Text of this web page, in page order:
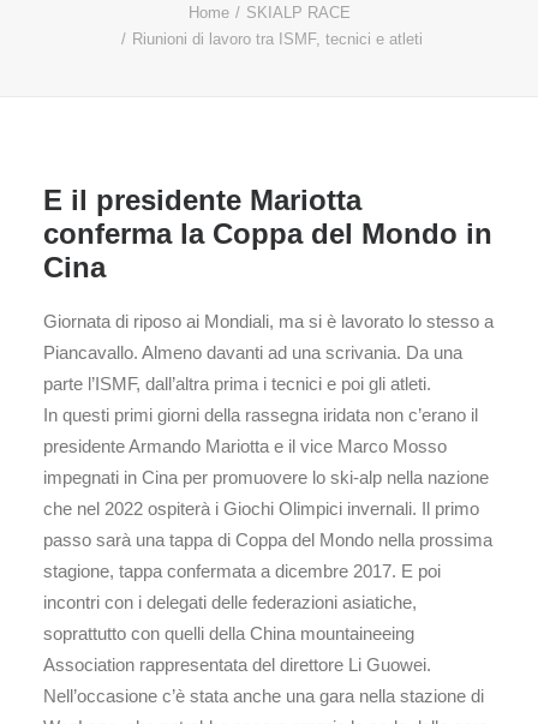
Home
SKIALP RACE
Riunioni di lavoro tra ISMF, tecnici e atleti
E il presidente Mariotta
conferma la Coppa del Mondo in
Cina
Giornata di riposo ai Mondiali, ma si è lavorato lo stesso a
Piancavallo. Almeno davanti ad una scrivania. Da una
parte l’ISMF, dall’altra prima i tecnici e poi gli atleti.
In questi primi giorni della rassegna iridata non c’erano il
presidente Armando Mariotta e il vice Marco Mosso
impegnati in Cina per promuovere lo ski-alp nella nazione
che nel 2022 ospiterà i Giochi Olimpici invernali. Il primo
passo sarà una tappa di Coppa del Mondo nella prossima
stagione, tappa confermata a dicembre 2017. E poi
incontri con i delegati delle federazioni asiatiche,
soprattutto con quelli della China mountaineeing
Association rappresentata del direttore Li Guowei.
Nell’occasione c’è stata anche una gara nella stazione di